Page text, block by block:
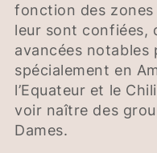
fonction des zones
leur sont confiées,
avancées notables
spécialement en
l’Equateur et le
voir naître des
Dames.